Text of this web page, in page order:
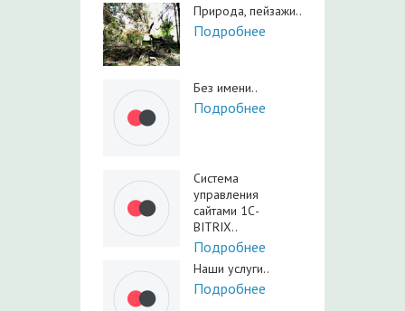
Природа, пейзажи..
Подробнее
Без имени..
Подробнее
Система
управления
сайтами 1С-
BITRIX..
Подробнее
Наши услуги..
Подробнее